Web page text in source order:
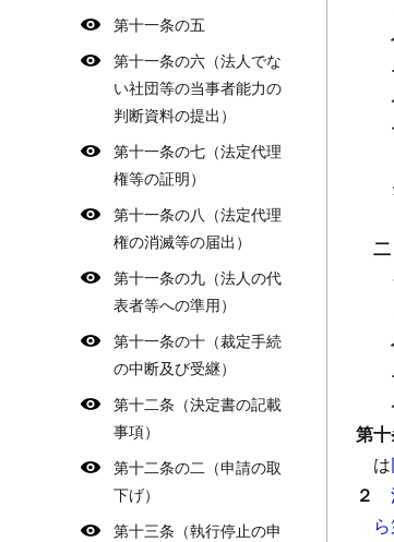
第十一条の五
第十一条の六（法人でな
い社団等の当事者能力の
判断資料の提出）
第十一条の七（法定代理
権等の証明）
第十一条の八（法定代理
権の消滅等の届出）
第十一条の九（法人の代
表者等への準用）
第十一条の十（裁定手続
の中断及び受継）
第十二条（決定書の記載
事項）
第十二条の二（申請の取
下げ）
第十三条（執行停止の申
第
は
２